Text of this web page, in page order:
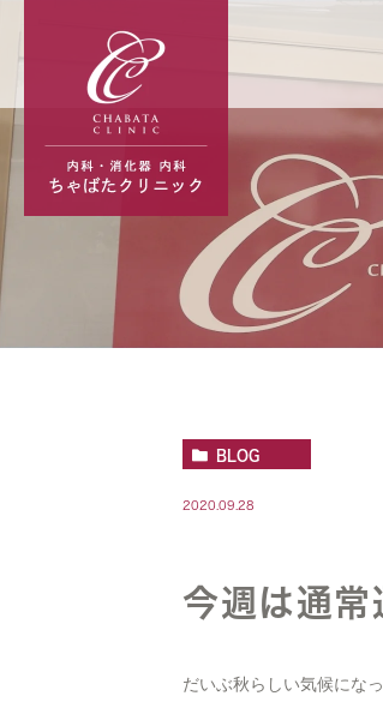
BLOG
2020.09.28
今週は通常
だいぶ秋らしい気候にな